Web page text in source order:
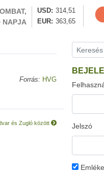
NAPJA
USD
314,51
EUR
363,65
Forrás: HVG
és Zugló között Jelszó